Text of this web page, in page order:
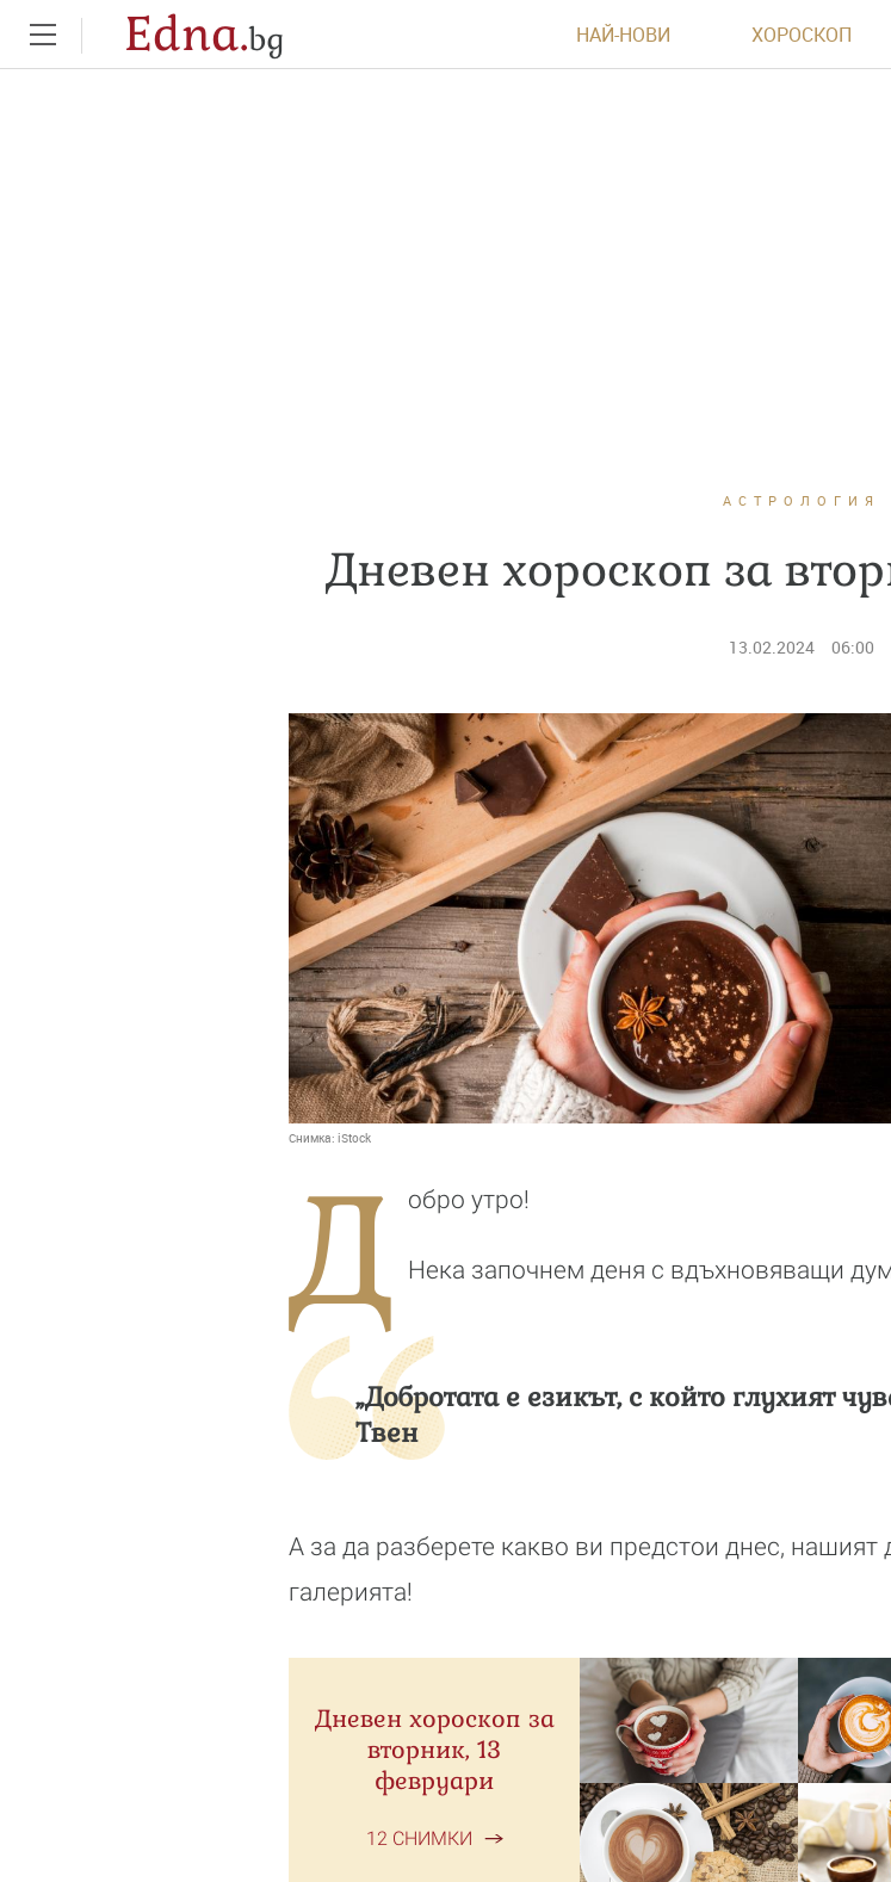
Edna.bg НАЙ-НОВИ ХОРОСКОП
АСТРОЛОГИЯ
Дневен хороскоп за
13.02.2024 06:00
Снимка: iStock
Д обро утро!
Нека започнем деня с вдъхновяващи
„Добротата е езикът, с който глухият
Твен
А за да разберете какво ви предстои днес,
галерията!
Дневен хороскоп за
вторник, 13
февруари
12 СНИМКИ